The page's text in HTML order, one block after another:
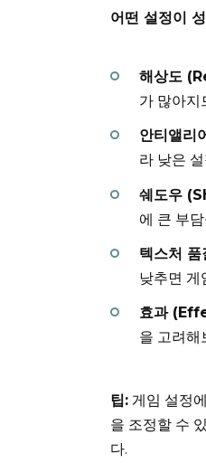
어떤 설정이
해상도
가 많아지
안티앨
라 낮은
쉐도우
에 큰 부
텍스처
낮추면 게
효과
을 고려해
팁: 게임 설정
을 조정할 수
다.